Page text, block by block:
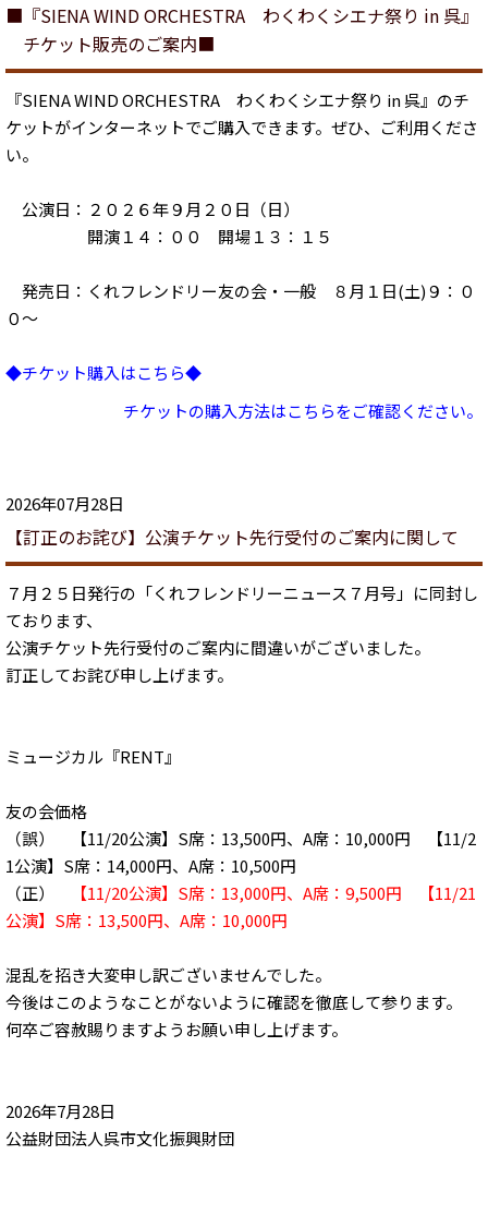
■『SIENA WIND ORCHESTRA わくわくシエナ祭り in 呉』
チケット販売のご案内■
『SIENA WIND ORCHESTRA わくわくシエナ祭り in 呉』のチ
ケットがインターネットでご購入できます。ぜひ、ご利用くださ
い。
公演日：２０２６年９月２０日（日）
開演１４：００ 開場１３：１５
発売日：くれフレンドリー友の会・一般 ８月１日(土)９：０
０～
◆チケット購入はこちら◆
チケットの購入方法はこちらをご確認ください。
2026年07月28日
【訂正のお詫び】公演チケット先行受付のご案内に関して
７月２５日発行の「くれフレンドリーニュース７月号」に同封し
ております、
公演チケット先行受付のご案内に間違いがございました。
訂正してお詫び申し上げます。
ミュージカル『RENT』
友の会価格
（誤） 【11/20公演】S席：13,500円、A席：10,000円 【11/2
1公演】S席：14,000円、A席：10,500円
（正）
【11/20公演】S席：13,000円、A席：9,500円 【11/21
公演】S席：13,500円、A席：10,000円
混乱を招き大変申し訳ございませんでした。
今後はこのようなことがないように確認を徹底して参ります。
何卒ご容赦賜りますようお願い申し上げます。
2026年7月28日
公益財団法人呉市文化振興財団